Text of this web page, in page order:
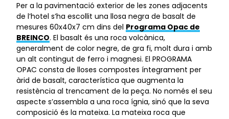
Per a la pavimentació exterior de les zones adjacents
de l’hotel s’ha escollit una llosa negra de basalt de
mesures 60x40x7 cm dins del Programa Opac de
BREINCO. El basalt és una roca volcànica,
generalment de color negre, de gra fi, molt dura i amb
un alt contingut de ferro i magnesi. El PROGRAMA
OPAC consta de lloses compostes íntegrament per
àrid de basalt, característica que augmenta la
resistència al trencament de la peça. No només el seu
aspecte s’assembla a una roca ígnia, sinó que la seva
composició és la mateixa. La mateixa roca que